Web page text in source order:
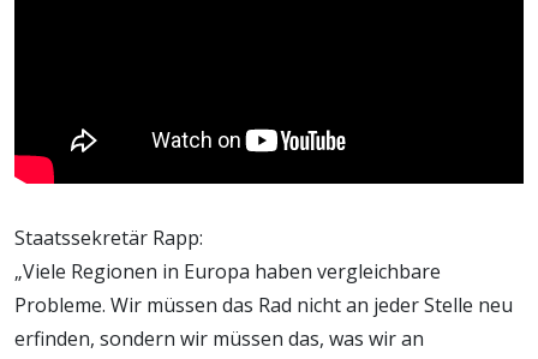
Staatssekretär Rapp:
„Viele Regionen in Europa haben vergleichbare
Probleme. Wir müssen das Rad nicht an jeder Stelle neu
erfinden, sondern wir müssen das, was wir an